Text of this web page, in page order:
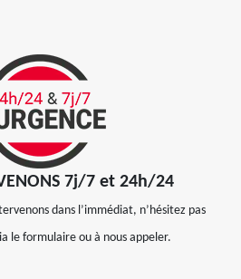
7j/7 et 24h/24
dans l’immédiat, n’hésitez pas
le formulaire ou à nous appeler.